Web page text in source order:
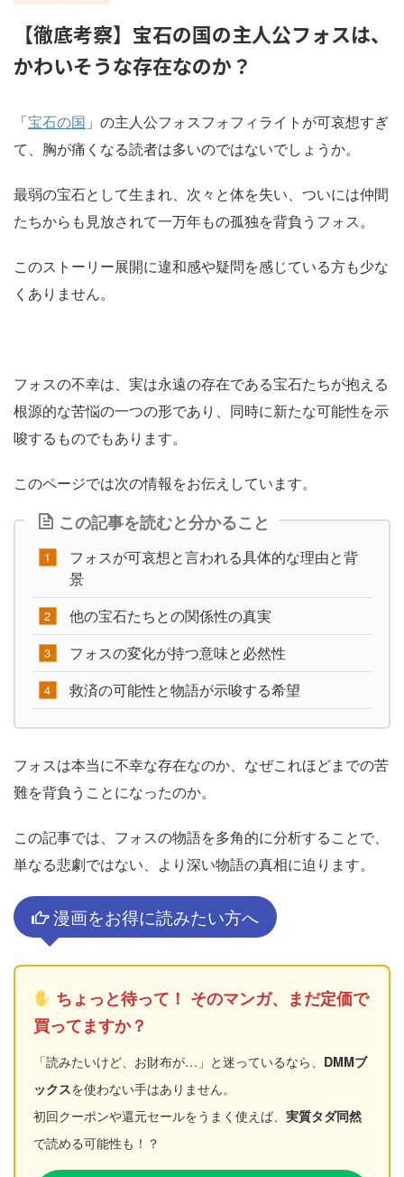
【徹底考察】宝石の国の主人公フォスは、
かわいそうな存在なのか？
「宝石の国 」の主人公フォスフォフィライトが可哀想すぎ
て、胸が痛くなる読者は多いのではないでしょうか。
最弱の宝石として生まれ、次々と体を失い、ついには仲間
たちからも見放されて一万年もの孤独を背負うフォス。
このストーリー展開に違和感や疑問を感じている方も少な
くありません。
フォスの不幸は、実は永遠の存在である宝石たちが抱える
根源的な苦悩の一つの形であり、同時に新たな可能性を示
唆するものでもあります。
このページでは次の情報をお伝えしています。
この記事を読むと分かること
フォスが可哀想と言われる具体的な理由と背
景
他の宝石たちとの関係性の真実
フォスの変化が持つ意味と必然性
救済の可能性と物語が示唆する希望
フォスは本当に不幸な存在なのか、なぜこれほどまでの苦
難を背負うことになったのか。
この記事では、フォスの物語を多角的に分析することで、
単なる悲劇ではない、より深い物語の真相に迫ります。
漫画をお得に読みたい方へ
ちょっと待って！ そのマンガ、まだ定価で
買ってますか？
「読みたいけど、お財布が…」と迷っているなら、 DMMブ
ックスを使わない手はありません。
初回クーポンや還元セールをうまく使えば、 実質タダ同然
で読める可能性も！？